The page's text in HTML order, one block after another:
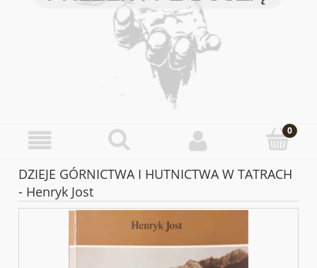
DZIEJE GÓRNICTWA I HUTNICTWA W TATRACH
- Henryk Jost